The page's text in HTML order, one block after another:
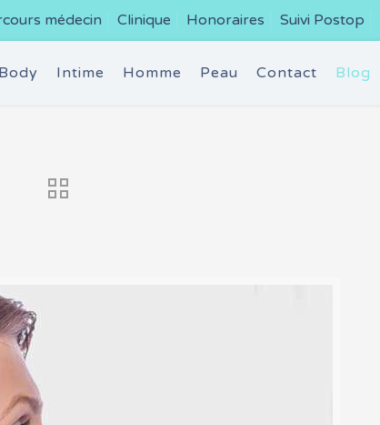
médecin Clinique Honoraires Suivi Postop
Body Intime Homme Peau Contact Blog